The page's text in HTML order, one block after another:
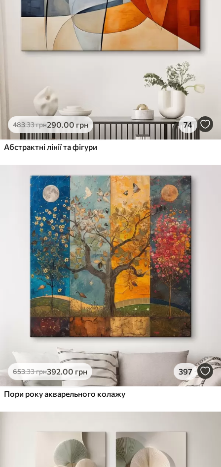
483.33грн290.00 грн 74
Абстрактні лінії та фігури
653.33грн392.00 грн 397
Пори року акварельного колажу